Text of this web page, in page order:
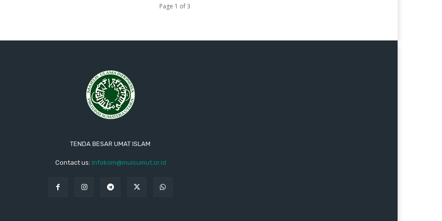
Page 1 of 3
TENDA BESAR UMAT ISLAM
Contact us: infokom@muisumut.or.id